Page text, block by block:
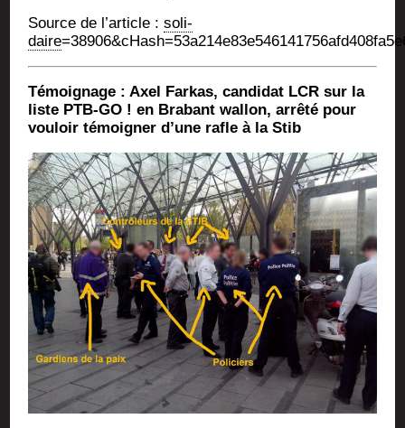
Source de l’ar­ticle :soli­
daire
Témoi­gnage : Axel Far­kas, can­di­dat LCR sur la
liste PTB-GO ! en Bra­bant wal­lon, arrê­té pour
vou­loir témoi­gner d’une rafle à la Stib